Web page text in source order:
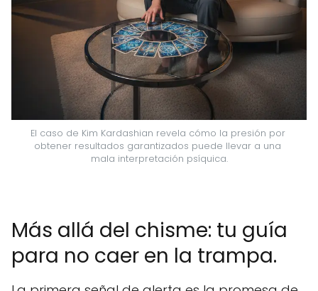
El caso de Kim Kardashian revela cómo la presión por
obtener resultados garantizados puede llevar a una
mala interpretación psíquica.
Más allá del chisme: tu guía
para no caer en la trampa.